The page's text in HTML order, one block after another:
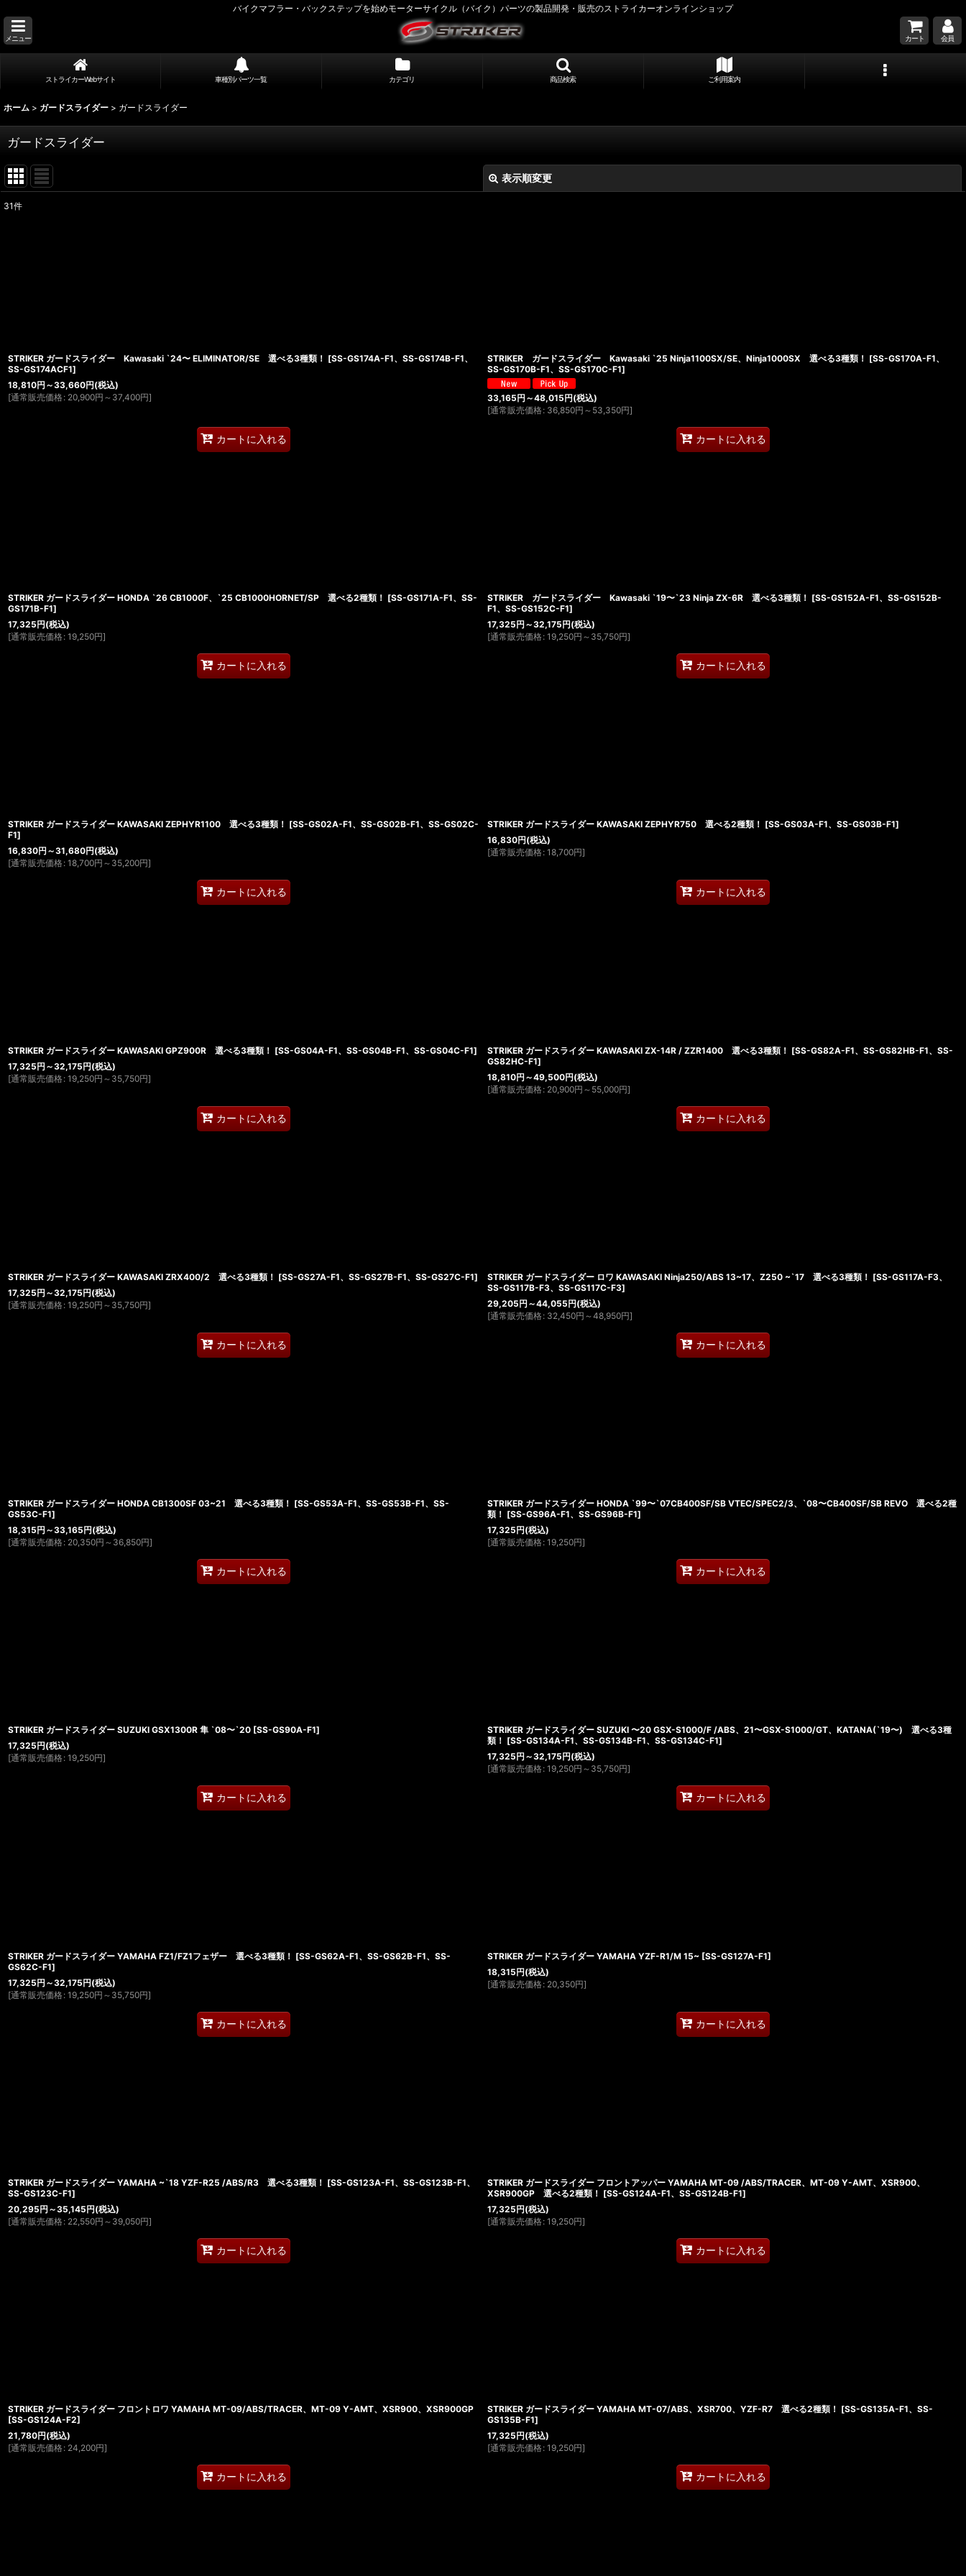
バイクマフラー・バックステップを始めモーターサイクル（バイク）パーツの製品開発・販売のストライカーオンラインショップ
メニュー カート 会員
ストライカーWebサイト 車種別パーツ一覧 カテゴリ 商品検索 ご利用案内
ホーム > ガードスライダー > ガードスライダー
ガードスライダー
表示順変更
31件
STRIKER ガードスライダー Kawasaki `24〜 ELIMINATOR/SE 選べる3種類！ [SS-GS174A-F1、SS-GS174B-F1、
SS-GS174ACF1]
18,810円 ～33,660円(税込)
[通常販売価格 : 20,900円 ～37,400円]
カートに入れる
STRIKER ガードスライダー Kawasaki `25 Ninja1100SX/SE、Ninja1000SX 選べる3種類！ [SS-GS170A-F1、
SS-GS170B-F1、SS-GS170C-F1]
33,165円 ～48,015円(税込)
[通常販売価格 : 36,850円 ～53,350円]
カートに入れる
STRIKER ガードスライダー HONDA `26 CB1000F、`25 CB1000HORNET/SP 選べる2種類！ [SS-GS171A-F1、SS-
GS171B-F1]
17,325円(税込)
[通常販売価格 : 19,250円]
カートに入れる
STRIKER ガードスライダー Kawasaki `19〜`23 Ninja ZX-6R 選べる3種類！ [SS-GS152A-F1、SS-GS152B-
F1、SS-GS152C-F1]
17,325円 ～32,175円(税込)
[通常販売価格 : 19,250円 ～35,750円]
カートに入れる
STRIKER ガードスライダー KAWASAKI ZEPHYR1100 選べる3種類！ [SS-GS02A-F1、SS-GS02B-F1、SS-GS02C-
F1]
16,830円 ～31,680円(税込)
[通常販売価格 : 18,700円 ～35,200円]
カートに入れる
STRIKER ガードスライダー KAWASAKI ZEPHYR750 選べる2種類！ [SS-GS03A-F1、SS-GS03B-F1]
16,830円(税込)
[通常販売価格 : 18,700円]
カートに入れる
STRIKER ガードスライダー KAWASAKI GPZ900R 選べる3種類！ [SS-GS04A-F1、SS-GS04B-F1、SS-GS04C-F1]
17,325円 ～32,175円(税込)
[通常販売価格 : 19,250円 ～35,750円]
カートに入れる
STRIKER ガードスライダー KAWASAKI ZX-14R / ZZR1400 選べる3種類！ [SS-GS82A-F1、SS-GS82HB-F1、SS-
GS82HC-F1]
18,810円 ～49,500円(税込)
[通常販売価格 : 20,900円 ～55,000円]
カートに入れる
STRIKER ガードスライダー KAWASAKI ZRX400/2 選べる3種類！ [SS-GS27A-F1、SS-GS27B-F1、SS-GS27C-F1]
17,325円 ～32,175円(税込)
[通常販売価格 : 19,250円 ～35,750円]
カートに入れる
STRIKER ガードスライダー ロワ KAWASAKI Ninja250/ABS 13~17、Z250 ~`17 選べる3種類！ [SS-GS117A-F3、
SS-GS117B-F3、SS-GS117C-F3]
29,205円 ～44,055円(税込)
[通常販売価格 : 32,450円 ～48,950円]
カートに入れる
STRIKER ガードスライダー HONDA CB1300SF 03~21 選べる3種類！ [SS-GS53A-F1、SS-GS53B-F1、SS-
GS53C-F1]
18,315円 ～33,165円(税込)
[通常販売価格 : 20,350円 ～36,850円]
カートに入れる
STRIKER ガードスライダー HONDA `99〜`07CB400SF/SB VTEC/SPEC2/3、`08〜CB400SF/SB REVO 選べる2種
類！ [SS-GS96A-F1、SS-GS96B-F1]
17,325円(税込)
[通常販売価格 : 19,250円]
カートに入れる
STRIKER ガードスライダー SUZUKI GSX1300R 隼 `08〜`20 [SS-GS90A-F1]
17,325円(税込)
[通常販売価格 : 19,250円]
カートに入れる
STRIKER ガードスライダー SUZUKI 〜20 GSX-S1000/F /ABS、21〜GSX-S1000/GT、KATANA(`19〜) 選べる3種
類！ [SS-GS134A-F1、SS-GS134B-F1、SS-GS134C-F1]
17,325円 ～32,175円(税込)
[通常販売価格 : 19,250円 ～35,750円]
カートに入れる
STRIKER ガードスライダー YAMAHA FZ1/FZ1フェザー 選べる3種類！ [SS-GS62A-F1、SS-GS62B-F1、SS-
GS62C-F1]
17,325円 ～32,175円(税込)
[通常販売価格 : 19,250円 ～35,750円]
カートに入れる
STRIKER ガードスライダー YAMAHA YZF-R1/M 15~ [SS-GS127A-F1]
18,315円(税込)
[通常販売価格 : 20,350円]
カートに入れる
STRIKER ガードスライダー YAMAHA ~`18 YZF-R25 /ABS/R3 選べる3種類！ [SS-GS123A-F1、SS-GS123B-F1、
SS-GS123C-F1]
20,295円 ～35,145円(税込)
[通常販売価格 : 22,550円 ～39,050円]
カートに入れる
STRIKER ガードスライダー フロントアッパー YAMAHA MT-09 /ABS/TRACER、MT-09 Y-AMT、XSR900、
XSR900GP 選べる2種類！ [SS-GS124A-F1、SS-GS124B-F1]
17,325円(税込)
[通常販売価格 : 19,250円]
カートに入れる
STRIKER ガードスライダー フロントロワ YAMAHA MT-09/ABS/TRACER、MT-09 Y-AMT、XSR900、XSR900GP
[SS-GS124A-F2]
21,780円(税込)
[通常販売価格 : 24,200円]
カートに入れる
STRIKER ガードスライダー YAMAHA MT-07/ABS、XSR700、YZF-R7 選べる2種類！ [SS-GS135A-F1、SS-
GS135B-F1]
17,325円(税込)
[通常販売価格 : 19,250円]
カートに入れる